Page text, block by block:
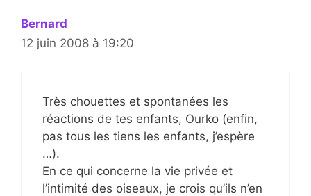
Bernard
12 juin 2008 à 19:20
Très chouettes et spontanées les
réactions de tes enfants, Ourko (enfin,
pas tous les tiens les enfants, j’espère
…).
En ce qui concerne la vie privée et
l’intimité des oiseaux, je crois qu’ils n’en